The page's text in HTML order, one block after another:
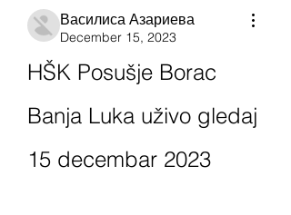
Василиса Азариева
December 15, 2023
HŠK Posušje Borac
Banja Luka uživo gledaj
15 decembar 2023